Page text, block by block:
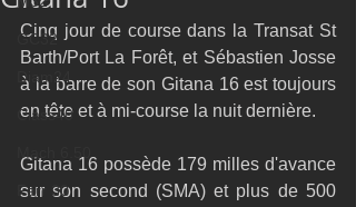
GC32
Diam24
Class40
Farr 30
Cinq jour de course dans la Transat St
Barth/Port La Forêt, et Sébastien Josse
à la barre de son Gitana 16 est toujours
en tête et à mi-course la nuit dernière.
Gitana 16 possède 179 milles d'avance
sur son second (SMA) et plus de 500